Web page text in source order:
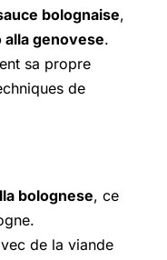
bolognaise,
alla genovese.
sa propre
de
bolognese, ce
de la viande